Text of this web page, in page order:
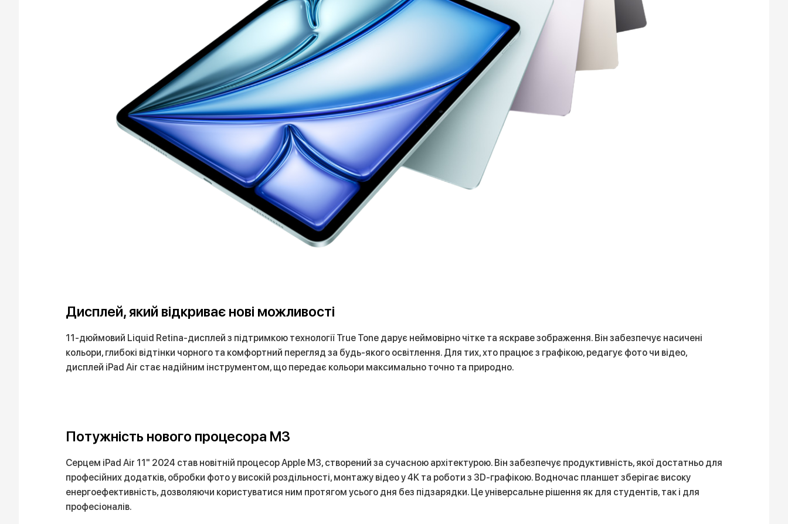
Дисплей, який відкриває нові можливості
11-дюймовий Liquid Retina-дисплей з підтримкою технології True Tone дарує неймовірно чітке та яскраве зображення. Він забезпечує насичені
кольори, глибокі відтінки чорного та комфортний перегляд за будь-якого освітлення. Для тих, хто працює з графікою, редагує фото чи відео,
дисплей iPad Air стає надійним інструментом, що передає кольори максимально точно та природно.
Потужність нового процесора M3
Серцем iPad Air 11" 2024 став новітній процесор Apple M3, створений за сучасною архітектурою. Він забезпечує продуктивність, якої достатньо для
професійних додатків, обробки фото у високій роздільності, монтажу відео у 4K та роботи з 3D-графікою. Водночас планшет зберігає високу
енергоефективність, дозволяючи користуватися ним протягом усього дня без підзарядки. Це універсальне рішення як для студентів, так і для
професіоналів.